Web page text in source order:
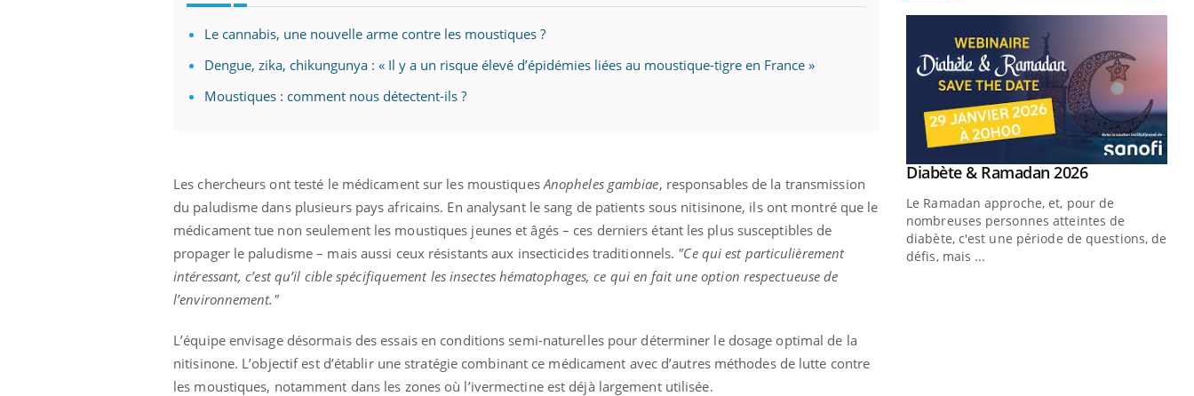
Le cannabis, une nouvelle arme contre les moustiques ?
Dengue, zika, chikungunya : « Il y a un risque élevé d’épidémies liées au moustique-tigre en France »
Moustiques : comment nous détectent-ils ?
Les chercheurs ont testé le médicament sur les moustiques Anopheles gambiae, responsables de la transmission
du paludisme dans plusieurs pays africains. En analysant le sang de patients sous nitisinone, ils ont montré que le
médicament tue non seulement les moustiques jeunes et âgés – ces derniers étant les plus susceptibles de
propager le paludisme – mais aussi ceux résistants aux insecticides traditionnels. "Ce qui est particulièrement
intéressant, c’est qu’il cible spécifiquement les insectes hématophages, ce qui en fait une option respectueuse de
l’environnement."
L’équipe envisage désormais des essais en conditions semi-naturelles pour déterminer le dosage optimal de la
nitisinone. L’objectif est d’établir une stratégie combinant ce médicament avec d’autres méthodes de lutte contre
les moustiques, notamment dans les zones où l’ivermectine est déjà largement utilisée.
osait en parler??Youtube
En 2026, l'insuline dans le diabète de type 2
reste entourée d'idées reçues chez les
patients comme parfois chez les soignants.
préparer pour l’été !Youtube
L'été arrive… et avec lui, un tout nouveau
rythme de vie ! Vacances, plage, piscine,
soleil, activités en plein air… Nos mains
sont ...
Youtube
Diabète & Ramadan 2026Youtube
Le Ramadan approche, et, pour de
nombreuses personnes atteintes de
diabète, c'est une période de questions, de
défis, mais ...